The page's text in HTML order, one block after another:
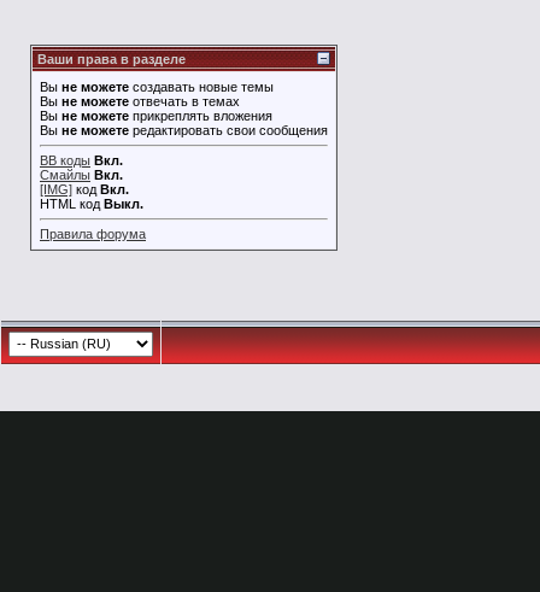
Ваши права в разделе
Вы не можете создавать новые темы
Вы не можете отвечать в темах
Вы не можете прикреплять вложения
Вы не можете редактировать свои сообщения
BB коды Вкл.
Смайлы Вкл.
[IMG] код Вкл.
HTML код Выкл.
Правила форума